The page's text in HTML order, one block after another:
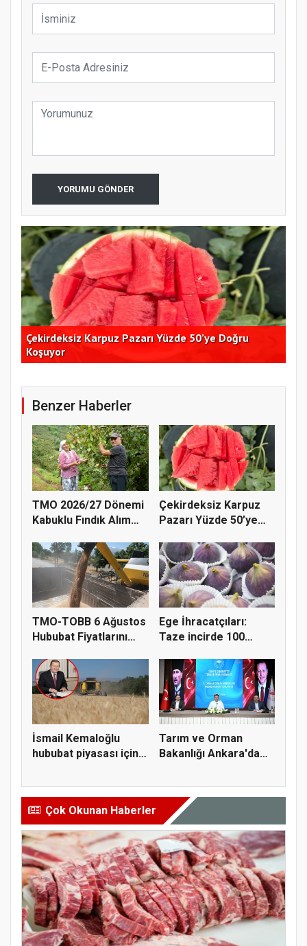
YORUMU GÖNDER
Çekirdeksiz Karpuz Pazarı Yüzde 50’ye Doğru
Koşuyor
Benzer Haberler
TMO 2026/27 Dönemi
Kabuklu Fındık Alım
Çekirdeksiz Karpuz
Pazarı Yüzde 50’ye
TMO-TOBB 6 Ağustos
Hububat Fiyatlarını
Ege İhracatçıları:
Taze incirde 100
İsmail Kemaloğlu
hububat piyasası için 4
Tarım ve Orman
Bakanlığı Ankara'da
Çok Okunan Haberler